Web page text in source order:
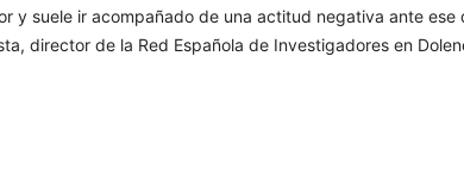
y suele ir acompañado de una actitud negativa ante ese
director de la Red Española de Investigadores en